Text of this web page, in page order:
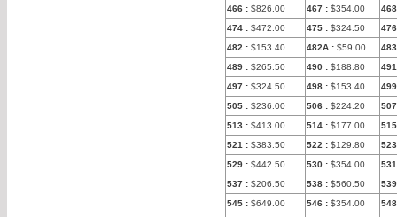
466 : $826.00 467 : $354.00
468
474 : $472.00 475 : $324.50
476
482 : $153.40 482A : $59.00
483
489 : $265.50 490 : $188.80
491
497 : $324.50 498 : $153.40
499
505 : $236.00 506 : $224.20
507
513 : $413.00 514 : $177.00
515
521 : $383.50 522 : $129.80
523
529 : $442.50 530 : $354.00
531
537 : $206.50 538 : $560.50
539
545 : $649.00 546 : $354.00
548